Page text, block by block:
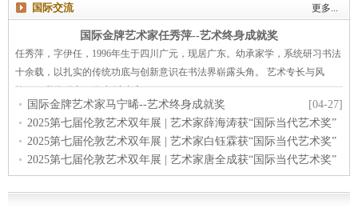
国际交流 更多...
国际金牌艺术家任秀萍--艺术终身成就奖
任秀萍，字伊任，1996年生于四川广元，现居广东。幼承家学，系统研习书法
十余载，以扎实的传统功底与创新意识在书法界崭露头角。 艺术专长与风
格：1. 书体研究四体[阅读全文]
国际金牌艺术家马宁晞--艺术终身成就奖
[04-27]
2025第七届伦敦艺术双年展 | 艺术家薛海涛获“国际当代艺术奖”
[04-27]
2025第七届伦敦艺术双年展 | 艺术家白钰霖获“国际当代艺术奖”
[04-27]
2025第七届伦敦艺术双年展 | 艺术家唐全成获“国际当代艺术奖”
[04-27]